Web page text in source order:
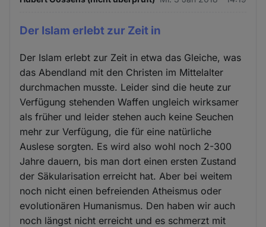
Der Islam erlebt zur Zeit in
Der Islam erlebt zur Zeit in etwa das Gleiche, was
das Abendland mit den Christen im Mittelalter
durchmachen musste. Leider sind die heute zur
Verfügung stehenden Waffen ungleich wirksamer
als früher und leider stehen auch keine Seuchen
mehr zur Verfügung, die für eine natürliche
Auslese sorgten. Es wird also wohl noch 2-300
Jahre dauern, bis man dort einen ersten Zustand
der Säkularisation erreicht hat. Aber bei weitem
noch nicht einen befreienden Atheismus oder
evolutionären Humanismus. Den haben wir auch
noch längst nicht erreicht und es schmerzt mit